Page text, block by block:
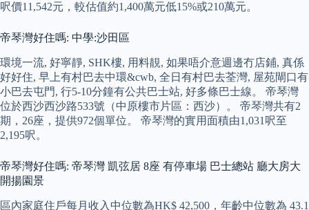
呎價11,542元，較估值約1,400萬元低15%或210萬元。
帝琴灣好住嗎: 中學:沙田區
環境一流, 好寧靜, SHK樓, 用料靚, 如果唔介意週邊冇店鋪, 真係
好好住, 早上有村巴去中環&cwb, 全日有村巴去荃灣, 屋苑閘口有
小巴去屯門, 行5-10分鐘有公共巴士站, 好多條巴士線。 帝琴灣
位於西沙西沙路533號（中原樓市片區：西沙）。 帝琴灣共有2
期，26座，提供972個單位。 帝琴灣的實用面積由1,031呎至
2,195呎。
帝琴灣好住嗎: 帝琴灣 凱弦居 8座 有停車場 巴士總站 廳大房大
開揚園景
區內家庭住戶每月收入中位數為HK$ 42,500，年齡中位數為 43.1